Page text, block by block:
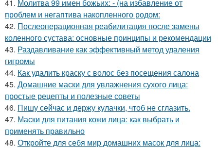
41. Молитва 99 имен божьих: - (на избавление от
проблем и негаптива накопленного родом:
42. Послеоперационная реабилитация после замены
коленного сустава: основные принципы и рекомендации
43. Раздавливание как эффективный метод удаления
гигромы
44. Как удалить краску с волос без посещения салона
45. Домашние маски для увлажнения сухого лица:
простые рецепты и полезные советы
46. Пишу сейчас и держу кулачки, чтоб не сглазить.
47. Маски для питания кожи лица: как выбрать и
применять правильно
48. Откройте для себя мир домашних масок для лица: